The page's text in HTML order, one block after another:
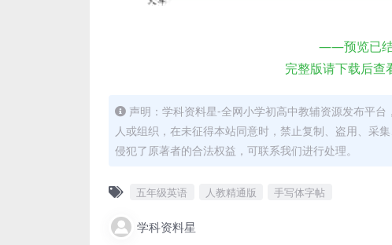
——预览已
完整版请下载后查
声明：学科资料星-全网小学初高中教辅资源发布平
人或组织，在未征得本站同意时，禁止复制、盗用、采
侵犯了原著者的合法权益，可联系我们进行处理。
五年级英语 人教精通版 手写体字帖
学科资料星